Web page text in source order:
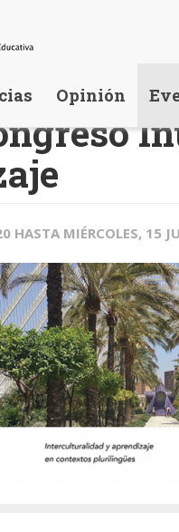
Opinión
HASTA MIÉRCOLES, 15